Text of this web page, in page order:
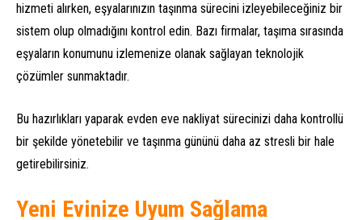
hizmeti alırken, eşyalarınızın taşınma sürecini izleyebileceğiniz bir
sistem olup olmadığını kontrol edin. Bazı firmalar, taşıma sırasında
eşyaların konumunu izlemenize olanak sağlayan teknolojik
çözümler sunmaktadır.
Bu hazırlıkları yaparak evden eve nakliyat sürecinizi daha kontrollü
bir şekilde yönetebilir ve taşınma gününü daha az stresli bir hale
getirebilirsiniz.
Yeni Evinize Uyum Sağlama